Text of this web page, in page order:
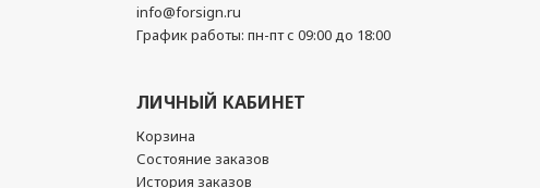
info@forsign.ru
График работы: пн-пт с 09:00 до 18:00
ЛИЧНЫЙ КАБИНЕТ
Корзина
Состояние заказов
История заказов